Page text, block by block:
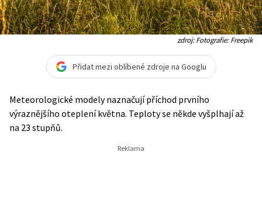
zdroj: Fotografie: Freepik
Přidat mezi oblíbené zdroje na Googlu
Meteorologické modely naznačují příchod prvního
výraznějšího oteplení května. Teploty se někde vyšplhají až
na 23 stupňů.